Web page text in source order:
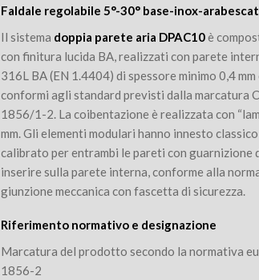
Faldale regolabile 5°-30° base-inox-
Il sistema doppia parete aria DPAC10è
con finitura lucida BA, realizzati con parete
316L BA (EN 1.4404) di spessore minimo 0,4
conformi agli standard previsti dalla marcatura
1856/1-2. La coibentazione è realizzata con
mm. Gli elementi modulari hanno innesto
calibrato per entrambi le pareti con guarnizione
inserire sulla parete interna, conforme alla
giunzione meccanica con fascetta di sicurezza.
Riferimento normativo e designazione
Marcatura del prodotto secondo la normativa
1856-2